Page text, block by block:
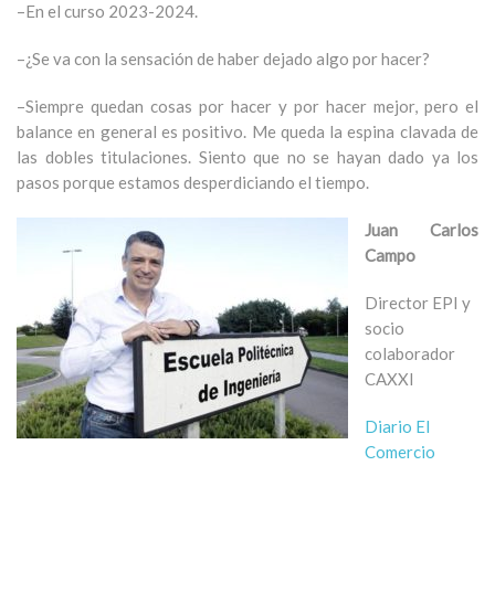
–En el curso 2023-2024.
–¿Se va con la sensación de haber dejado algo por hacer?
–Siempre quedan cosas por hacer y por hacer mejor, pero el
balance en general es positivo. Me queda la espina clavada de
las dobles titulaciones. Siento que no se hayan dado ya los
pasos porque estamos desperdiciando el tiempo.
Juan Carlos
Campo
Director EPI y
socio
colaborador
CAXXI
Diario El
Comercio